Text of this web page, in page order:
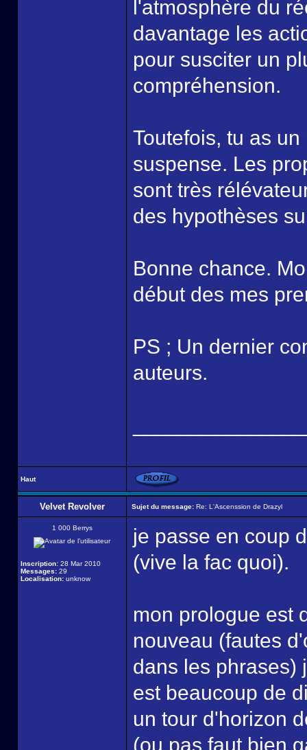
l'atmosphère du
davantage les
pour susciter un
compréhension.
Toutefois, tu as
suspense. Les
sont très
des hypothèses
Bonne chance.
début des mes
PS ; Un dernier
auteurs.
Haut
Velvet Revolver Sujet du message: Re: L'Ascenssion de Drazyl
1 000 Berrys
Inscription: 28 Mar 2010
Messages: 29
Localisation: unknow
je passe en coup
(vive la fac quoi).
mon prologue est
nouveau (fautes
dans les phrases)
est beaucoup de
un tour d'horizon
(ou pas faut bien